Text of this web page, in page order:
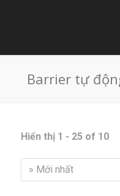
Barrier tự
Hiển thị 1 - 25 of 10
» Mới nhất